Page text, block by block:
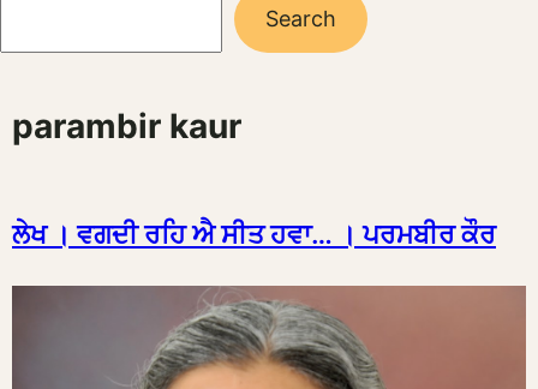
Search
parambir kaur
ਲੇਖ । ਵਗਦੀ ਰਹਿ ਐ ਸੀਤ ਹਵਾ… । ਪਰਮਬੀਰ ਕੌਰ